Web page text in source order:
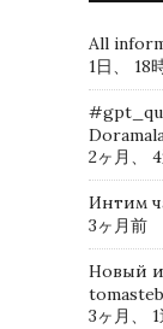
All
1日、 18
2ヶ月、
Интим
3ヶ月前
Новый
3ヶ月、